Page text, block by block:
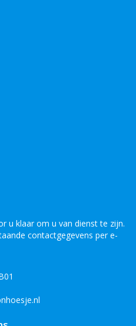
u klaar om u van dienst te zijn.
contactgegevens per e-